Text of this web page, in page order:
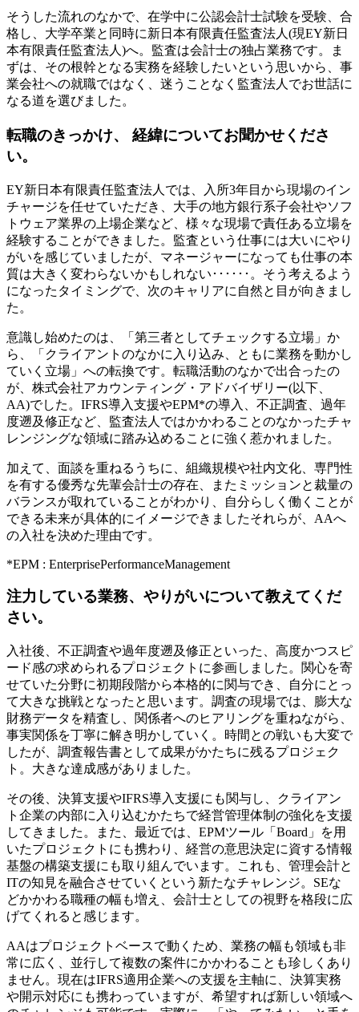
そうした流れのなかで、在学中に公認会計士試験を受験、合
格し、大学卒業と同時に新日本有限責任監査法人(現EY新日
本有限責任監査法人)へ。監査は会計士の独占業務です。ま
ずは、その根幹となる実務を経験したいという思いから、事
業会社への就職ではなく、迷うことなく監査法人でお世話に
なる道を選びました。
転職のきっかけ、 経緯についてお聞かせくださ
い。
EY新日本有限責任監査法人では、入所3年目から現場のイン
チャージを任せていただき、大手の地方銀行系子会社やソフ
トウェア業界の上場企業など、様々な現場で責任ある立場を
経験することができました。監査という仕事には大いにやり
がいを感じていましたが、マネージャーになっても仕事の本
質は大きく変わらないかもしれない･･････。そう考えるよう
になったタイミングで、次のキャリアに自然と目が向きまし
た。
意識し始めたのは、「第三者としてチェックする立場」か
ら、「クライアントのなかに入り込み、ともに業務を動かし
ていく立場」への転換です。転職活動のなかで出合ったの
が、株式会社アカウンティング・アドバイザリー(以下、
AA)でした。IFRS導入支援やEPM*の導入、不正調査、過年
度遡及修正など、監査法人ではかかわることのなかったチャ
レンジングな領域に踏み込めることに強く惹かれました。
加えて、面談を重ねるうちに、組織規模や社内文化、専門性
を有する優秀な先輩会計士の存在、またミッションと裁量の
バランスが取れていることがわかり、自分らしく働くことが
できる未来が具体的にイメージできましたそれらが、AAへ
の入社を決めた理由です。
*EPM : EnterprisePerformanceManagement
注力している業務、やりがいについて教えてくだ
さい。
入社後、不正調査や過年度遡及修正といった、高度かつスピ
ード感の求められるプロジェクトに参画しました。関心を寄
せていた分野に初期段階から本格的に関与でき、自分にとっ
て大きな挑戦となったと思います。調査の現場では、膨大な
財務データを精査し、関係者へのヒアリングを重ねながら、
事実関係を丁寧に解き明かしていく。時間との戦いも大変で
したが、調査報告書として成果がかたちに残るプロジェク
ト。大きな達成感がありました。
その後、決算支援やIFRS導入支援にも関与し、クライアン
ト企業の内部に入り込むかたちで経営管理体制の強化を支援
してきました。また、最近では、EPMツール「Board」を用
いたプロジェクトにも携わり、経営の意思決定に資する情報
基盤の構築支援にも取り組んでいます。これも、管理会計と
ITの知見を融合させていくという新たなチャレンジ。SEな
どかかわる職種の幅も増え、会計士としての視野を格段に広
げてくれると感じます。
AAはプロジェクトベースで動くため、業務の幅も領域も非
常に広く、並行して複数の案件にかかわることも珍しくあり
ません。現在はIFRS適用企業への支援を主軸に、決算実務
や開示対応にも携わっていますが、希望すれば新しい領域へ